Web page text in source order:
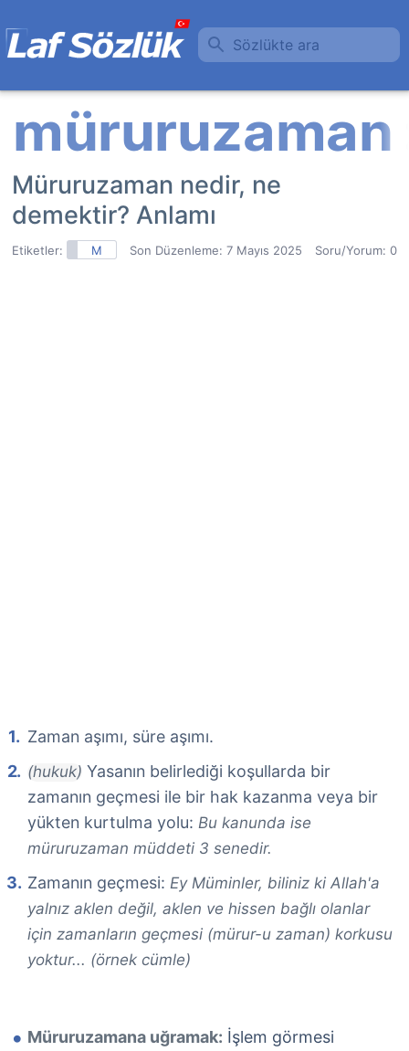
Sözlükte ara
Müruruzaman nedir, ne
demektir? Anlamı
Etiketler: M Son Düzenleme: 7 Mayıs 2025 Soru/Yorum: 0
Zaman aşımı, süre aşımı.
(hukuk) Yasanın belirlediği koşullarda bir
zamanın geçmesi ile bir hak kazanma veya bir
yükten kurtulma yolu: Bu kanunda ise
müruruzaman müddeti 3 senedir.
Zamanın geçmesi: Ey Müminler, biliniz ki Allah'a
yalnız aklen değil, aklen ve hissen bağlı olanlar
için zamanların geçmesi (mürur-u zaman) korkusu
yoktur... (örnek cümle)
Müruruzamana uğramak: İşlem görmesi